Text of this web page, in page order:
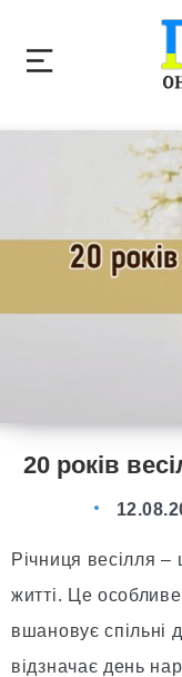
20 років
Річниця весілля
житті. Це
вшановує спільні
відзначає день